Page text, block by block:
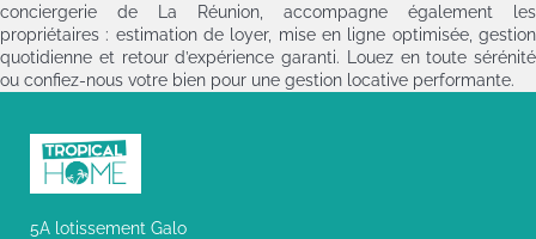
conciergerie de La Réunion, accompagne également les
propriétaires : estimation de loyer, mise en ligne optimisée, gestion
quotidienne et retour d’expérience garanti. Louez en toute sérénité
ou confiez-nous votre bien pour une gestion locative performante.
5A lotissement Galo